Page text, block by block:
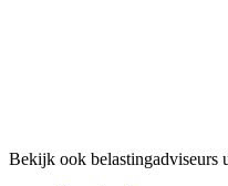
Bekijk ook belastingadviseurs